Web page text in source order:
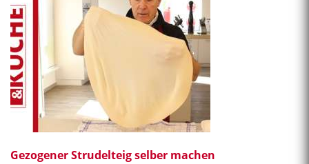
Gezogener Strudelteig selber machen